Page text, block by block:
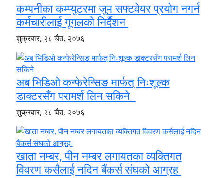
कम्पनीका कम्प्युटरमा जुम सफ्टवेयर प्रयोग नगर्न
कर्मचारीलाई गूगलको निर्दैशन
शुक्रबार, २८ चैत, २०७६
अब भिडिओ कन्फेरेन्सिङ मार्फत् निःशूल्क
डाक्टरसँग परामर्श लिन सकिने
शुक्रबार, २८ चैत, २०७६
खाता नम्बर, पीन नम्बर लगायतका व्यक्तिगत
विवरण कसैलाई नदिन बैंकर्स संघको आग्रह